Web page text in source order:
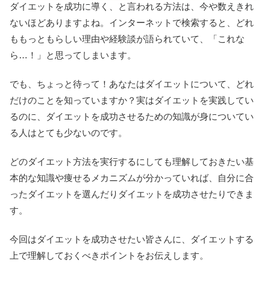
ダイエットを成功に導く、と言われる方法は、今や数えきれ
ないほどありますよね。インターネットで検索すると、どれ
ももっともらしい理由や経験談が語られていて、「これな
ら…！」と思ってしまいます。
でも、ちょっと待って！あなたはダイエットについて、どれ
だけのことを知っていますか？実はダイエットを実践してい
るのに、ダイエットを成功させるための知識が身についてい
る人はとても少ないのです。
どのダイエット方法を実行するにしても理解しておきたい基
本的な知識や痩せるメカニズムが分かっていれば、自分に合
ったダイエットを選んだりダイエットを成功させたりできま
す。
今回はダイエットを成功させたい皆さんに、ダイエットする
上で理解しておくべきポイントをお伝えします。